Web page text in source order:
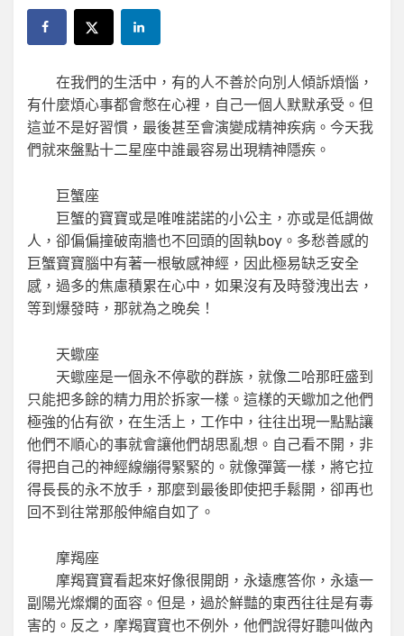
在我們的生活中，有的人不善於向別人傾訴煩惱，
有什麼煩心事都會憋在心裡，自己一個人默默承受。但
這並不是好習慣，最後甚至會演變成精神疾病。今天我
們就來盤點十二星座中誰最容易出現精神隱疾。
巨蟹座
巨蟹的寶寶或是唯唯諾諾的小公主，亦或是低調做
人，卻偏偏撞破南牆也不回頭的固執boy。多愁善感的
巨蟹寶寶腦中有著一根敏感神經，因此極易缺乏安全
感，過多的焦慮積累在心中，如果沒有及時發洩出去，
等到爆發時，那就為之晚矣！
天蠍座
天蠍座是一個永不停歇的群族，就像二哈那旺盛到
只能把多餘的精力用於拆家一樣。這樣的天蠍加之他們
極強的佔有欲，在生活上，工作中，往往出現一點點讓
他們不順心的事就會讓他們胡思亂想。自己看不開，非
得把自己的神經線繃得緊緊的。就像彈簧一樣，將它拉
得長長的永不放手，那麼到最後即使把手鬆開，卻再也
回不到往常那般伸縮自如了。
摩羯座
摩羯寶寶看起來好像很開朗，永遠應答你，永遠一
副陽光燦爛的面容。但是，過於鮮豔的東西往往是有毒
害的。反之，摩羯寶寶也不例外，他們說得好聽叫做內